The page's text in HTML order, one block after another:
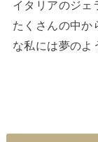
イタリアのジェ
たくさんの中か
な私には夢のよ